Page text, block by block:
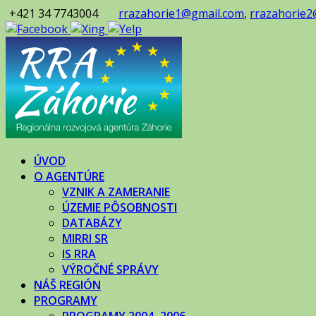
+421 34 7743004 rrazahorie1@gmail.com,
ÚVOD
O AGENTÚRE
VZNIK A ZAMERANIE
ÚZEMIE PÔSOBNOSTI
DATABÁZY
MIRRI SR
IS RRA
VÝROČNÉ SPRÁVY
NÁŠ REGIÓN
PROGRAMY